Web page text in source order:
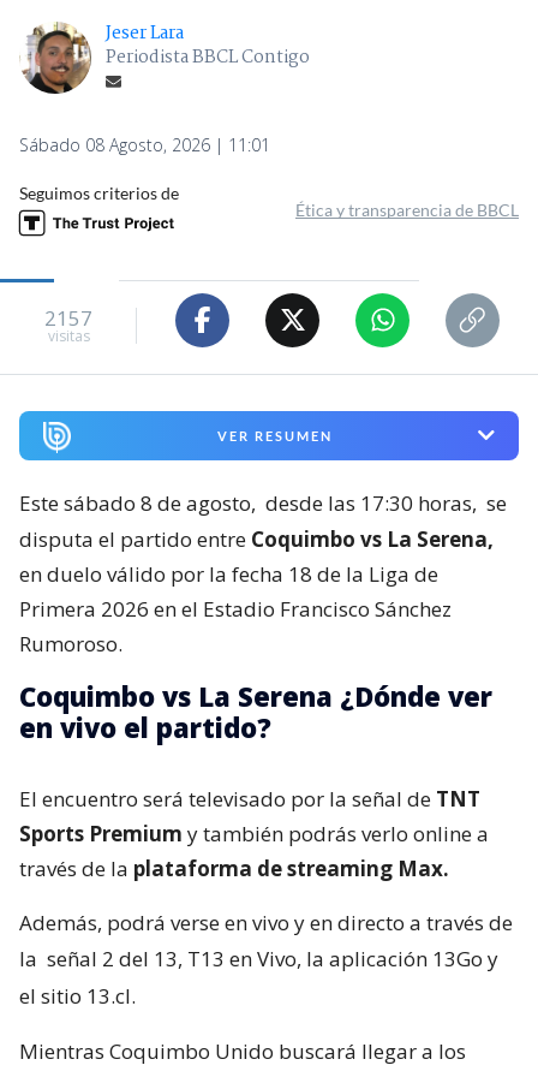
Jeser Lara
Periodista BBCL Contigo
Sábado 08 Agosto, 2026 | 11:01
Seguimos criterios de
Ética y transparencia de BBCL
2157
visitas
VER RESUMEN
Este sábado 8 de agosto, desde las 17:30 horas, se
disputa el partido entre Coquimbo vs La Serena,
en duelo válido por la fecha 18 de la Liga de
Primera 2026 en el Estadio Francisco Sánchez
Rumoroso.
Coquimbo vs La Serena ¿Dónde ver
en vivo el partido?
El encuentro será televisado por la señal de TNT
Sports Premium y también podrás verlo online a
través de la plataforma de streaming Max.
Además, podrá verse en vivo y en directo a través de
la señal 2 del 13, T13 en Vivo, la aplicación 13Go y
el sitio 13.cl.
Mientras Coquimbo Unido buscará llegar a los